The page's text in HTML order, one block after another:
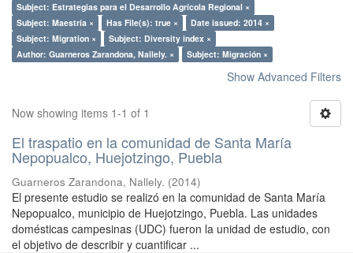
Subject: Estrategias para el Desarrollo Agrícola Regional ×
Subject: Maestría ×
Has File(s): true ×
Date issued: 2014 ×
Subject: Migration ×
Subject: Diversity index ×
Author: Guarneros Zarandona, Nallely. ×
Subject: Migración ×
Show Advanced Filters
Now showing items 1-1 of 1
El traspatio en la comunidad de Santa María
Nepopualco, Huejotzingo, Puebla
Guarneros Zarandona, Nallely. (2014)
El presente estudio se realizó en la comunidad de Santa María
Nepopualco, municipio de Huejotzingo, Puebla. Las unidades
domésticas campesinas (UDC) fueron la unidad de estudio, con
el objetivo de describir y cuantificar ...